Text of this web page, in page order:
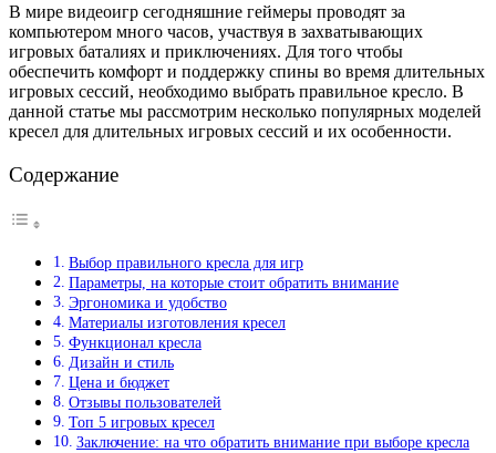
В мире видеоигр сегодняшние геймеры проводят за
компьютером много часов, участвуя в захватывающих
игровых баталиях и приключениях. Для того чтобы
обеспечить комфорт и поддержку спины во время длительных
игровых сессий, необходимо выбрать правильное кресло. В
данной статье мы рассмотрим несколько популярных моделей
кресел для длительных игровых сессий и их особенности.
Содержание
Выбор правильного кресла для игр
Параметры, на которые стоит обратить внимание
Эргономика и удобство
Материалы изготовления кресел
Функционал кресла
Дизайн и стиль
Цена и бюджет
Отзывы пользователей
Топ 5 игровых кресел
Заключение: на что обратить внимание при выборе кресла